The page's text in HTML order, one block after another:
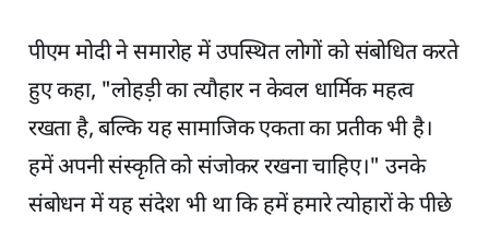
पीएम मोदी ने समारोह में उपस्थित लोगों को संबोधित करते
हुए कहा, "लोहड़ी का त्यौहार न केवल धार्मिक महत्व
रखता है, बल्कि यह सामाजिक एकता का प्रतीक भी है।
हमें अपनी संस्कृति को संजोकर रखना चाहिए।" उनके
संबोधन में यह संदेश भी था कि हमें हमारे त्योहारों के पीछे